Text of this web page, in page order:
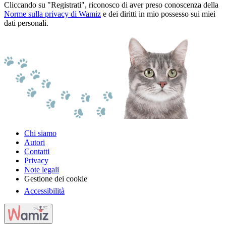
Cliccando su "Registrati", riconosco di aver preso conoscenza della
Norme sulla privacy di Wamiz e dei diritti in mio possesso sui miei
dati personali.
Chi siamo
Autori
Contatti
Privacy
Note legali
Gestione dei cookie
Accessibilità